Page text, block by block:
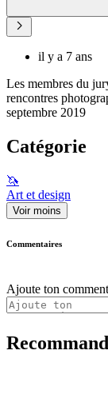
il y a 7 ans
Les membres du
rencontres
septembre 2019
Catégorie
🦄
Art et design
Voir moins
Commentaires
Ajoute ton